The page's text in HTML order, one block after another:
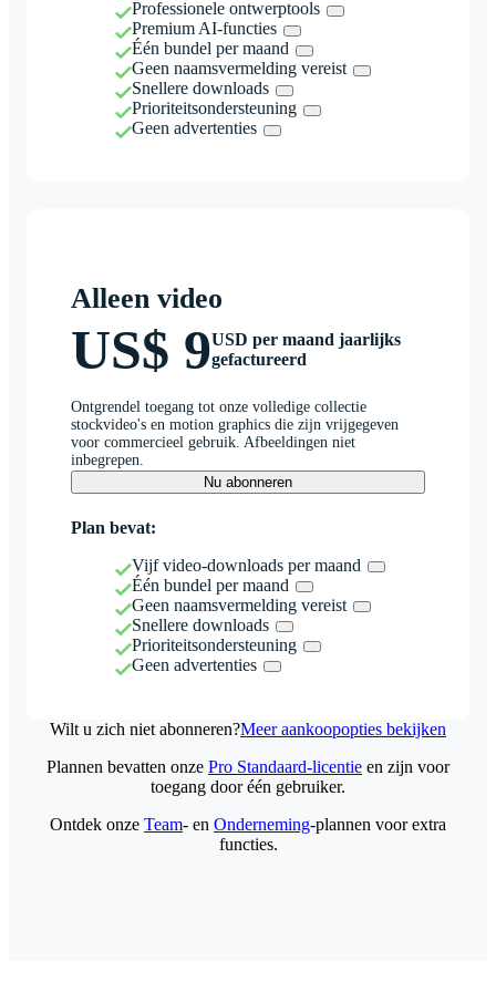
Professionele ontwerptools
Premium AI-functies
Één bundel per maand
Geen naamsvermelding vereist
Snellere downloads
Prioriteitsondersteuning
Geen advertenties
Alleen video
US$ 9USD per maand jaarlijks
gefactureerd
Ontgrendel toegang tot onze volledige collectie
stockvideo's en motion graphics die zijn vrijgegeven
voor commercieel gebruik. Afbeeldingen niet
inbegrepen.
Nu abonneren
Plan bevat:
Vijf video-downloads per maand
Één bundel per maand
Geen naamsvermelding vereist
Snellere downloads
Prioriteitsondersteuning
Geen advertenties
Wilt u zich niet abonneren?Meer aankoopopties bekijken
Plannen bevatten onze Pro Standaard-licentie en zijn voor
toegang door één gebruiker.
Ontdek onze Team- en Onderneming-plannen voor extra
functies.